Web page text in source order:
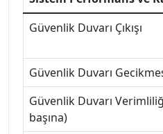
Güvenlik Duvarı Çıkışı
Güvenlik Duvarı
Güvenlik Duvarı
başına)